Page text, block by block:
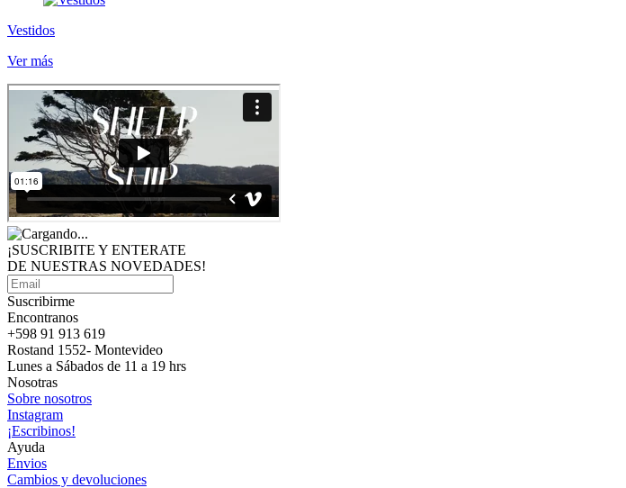
Vestidos
Ver más
¡SUSCRIBITE Y ENTERATE
DE NUESTRAS NOVEDADES!
Suscribirme
Encontranos
+598 91 913 619
Rostand 1552- Montevideo
Lunes a Sábados de 11 a 19 hrs
Nosotras
Sobre nosotros
Instagram
¡Escribinos!
Ayuda
Envios
Cambios y devoluciones